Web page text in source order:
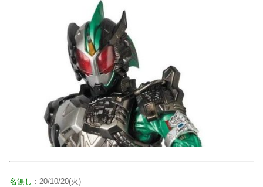
名無し : 20/10/20(火)